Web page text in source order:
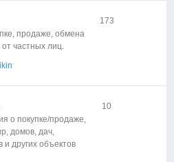
продаже, обмена
частных лиц.
173
о покупке/продаже,
домов, дач,
и других объектов
10